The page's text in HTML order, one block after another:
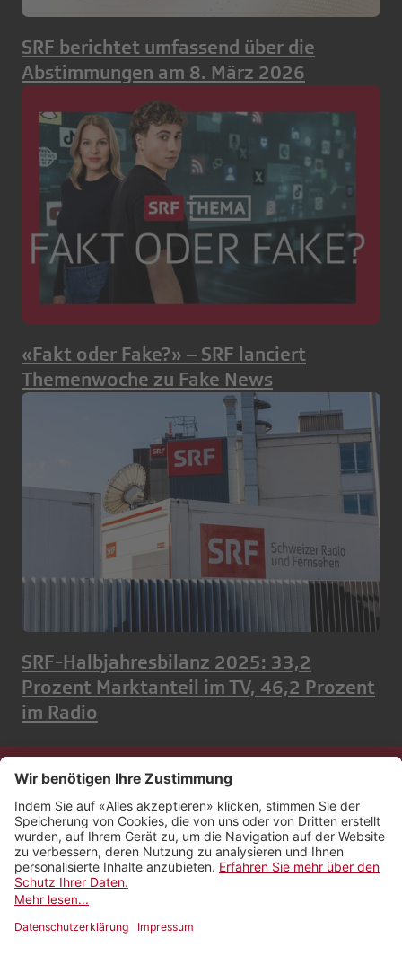
SRF berichtet umfassend über die
Abstimmungen am 8. März 2026
«Fakt oder Fake?» – SRF lanciert
Themenwoche zu Fake News
SRF-Halbjahresbilanz 2025: 33,2
Prozent Marktanteil im TV, 46,2 Prozent
im Radio
Kontakt
Impressum
Rechtliches
Netiquette